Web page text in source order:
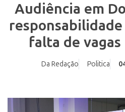
Audiência em
falta de vagas
Da Redação Politica